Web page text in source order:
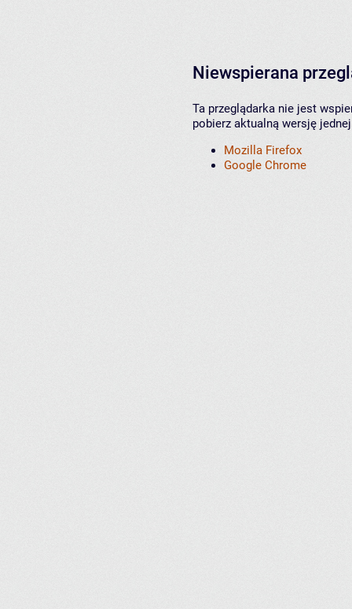
Niewspierana
Ta przeglądarka nie jest
pobierz aktualną wersję
Mozilla Firefox
Google Chrome